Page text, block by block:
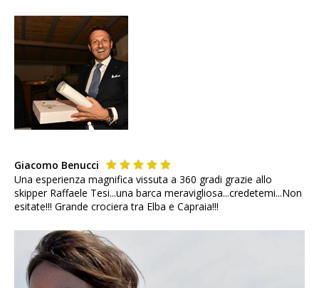
Giacomo Benucci
Una esperienza magnifica vissuta a 360 gradi grazie allo
skipper Raffaele Tesi...una barca meravigliosa...credetemi...Non
esitate!!! Grande crociera tra Elba e Capraia!!!